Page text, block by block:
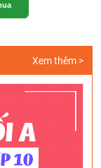
Xem thêm >